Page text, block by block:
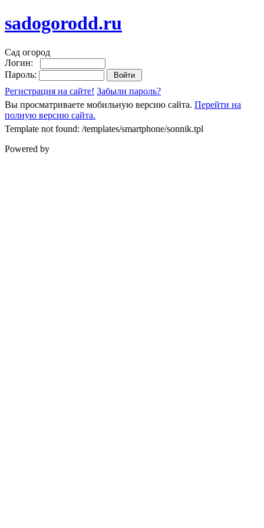
sadogorodd.ru
Сад огород
Логин:
Пароль:
Регистрация на сайте! Забыли пароль?
Вы просматриваете мобильную версию сайта. Перейти на
полную версию сайта.
Template not found: /templates/smartphone/sonnik.tpl
Powered by